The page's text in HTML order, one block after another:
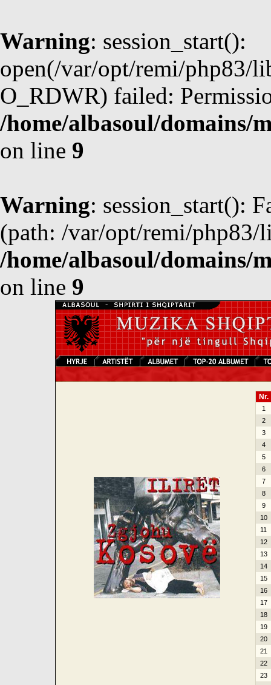
Warning: session_start():
open(/var/opt/remi/php83/
O_RDWR) failed:
/home/albasoul/domains/
on line 9
Warning: session_start():
(path: /var/opt/remi/php83/
/home/albasoul/domains/
on line 9
Nr.
1
2
3
4
5
6
7
8
9
10
11
12
13
14
15
16
17
18
19
20
21
22
23